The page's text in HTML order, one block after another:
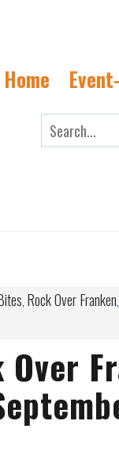
Home
, Rock Over Franken,
Over